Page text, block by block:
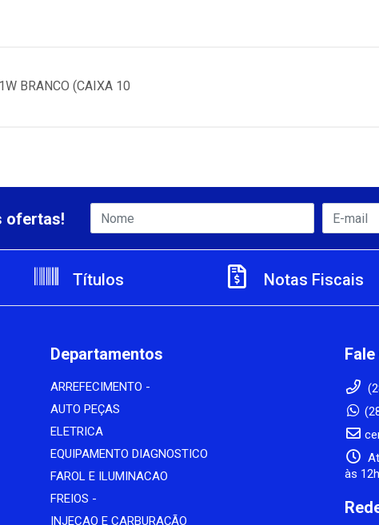
BRANCO (CAIXA 10
ofertas!
Títulos Notas Fiscais
Departamentos
ARREFECIMENTO -
AUTO PEÇAS
ELETRICA
EQUIPAMENTO DIAGNOSTICO
FAROL E ILUMINACAO
FREIOS -
INJECAO E CARBURAÇÃO
às